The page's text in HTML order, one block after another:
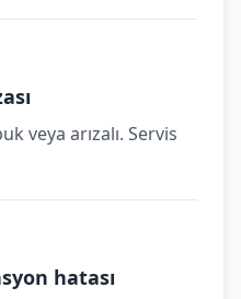
veya arızalı. Servis
hatası